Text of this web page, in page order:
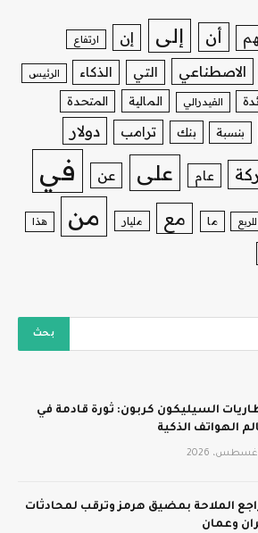
أن إلى إن ارتفاع
الاصطناعي التي الذكاء الرئيس
الفيدرالي المالية المتحدة
بنسبة بنك ترامب دولار
عام على عن في
للربع ما مع مليار من هذا
السيليكون كربون: ثورة قادمة في
الهواتف الذكية
الملاحة بمضيق هرمز وترقب لمحادثات
وعمان